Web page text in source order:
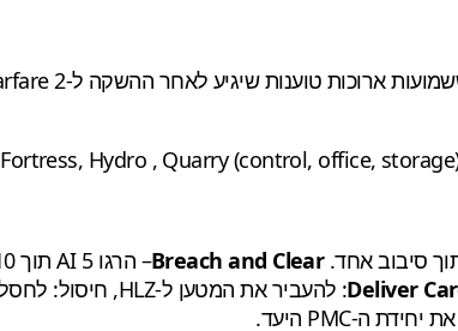
Fortress, Hydro , Quarry (control, office,
סיבוב אחד.Breach and Clear– הרגו 5 AI תוך 10 שניות מחבטת הדלת.
Deliver